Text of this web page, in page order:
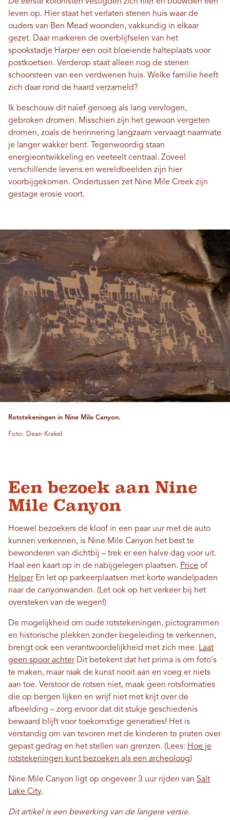
leven op. Hier staat het verlaten stenen huis waar de
ouders van Ben Mead woonden, vakkundig in elkaar
gezet. Daar markeren de overblijfselen van het
spookstadje Harper een ooit bloeiende halteplaats voor
postkoetsen. Verderop staat alleen nog de stenen
schoorsteen van een verdwenen huis. Welke familie heeft
zich daar rond de haard verzameld?
Ik beschouw dit naïef genoeg als lang vervlogen,
gebroken dromen. Misschien zijn het gewoon vergeten
dromen, zoals de herinnering langzaam vervaagt naarmate
je langer wakker bent. Tegenwoordig staan ​​
energieontwikkeling en veeteelt centraal. Zoveel
verschillende levens en wereldbeelden zijn hier
voorbijgekomen. Ondertussen zet Nine Mile Creek zijn
gestage erosie voort.
Rotstekeningen in Nine Mile Canyon.
Foto: Dean Krakel
Een bezoek aan Nine
Mile Canyon
Hoewel bezoekers de kloof in een paar uur met de auto
kunnen verkennen, is Nine Mile Canyon het best te
bewonderen van dichtbij – trek er een halve dag voor uit.
Haal een kaart op in de nabijgelegen plaatsen. Price of
HelperEn let op parkeerplaatsen met korte wandelpaden
naar de canyonwanden. (Let ook op het verkeer bij het
oversteken van de wegen!)
De mogelijkheid om oude rotstekeningen, pictogrammen
en historische plekken zonder begeleiding te verkennen,
brengt ook een verantwoordelijkheid met zich mee. Laat
geen spoor achterDit betekent dat het prima is om foto's
te maken, maar raak de kunst nooit aan en voeg er niets
aan toe. Verstoor de rotsen niet, maak geen rotsformaties
die op bergen lijken en wrijf niet met krijt over de
afbeelding – zorg ervoor dat dit stukje geschiedenis
bewaard blijft voor toekomstige generaties! Het is
verstandig om van tevoren met de kinderen te praten over
gepast gedrag en het stellen van grenzen. (Lees: Hoe je
rotstekeningen kunt bezoeken als een archeoloog)
Nine Mile Canyon ligt op ongeveer 3 uur rijden van Salt
Lake City.
Dit artikel is een bewerking van de langere versie.